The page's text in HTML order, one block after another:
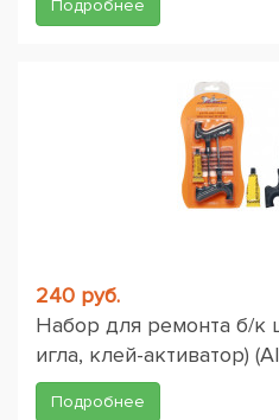
Подробнее
240 руб.
Набор для ремонта б/к
игла, клей-активатор)
Подробнее